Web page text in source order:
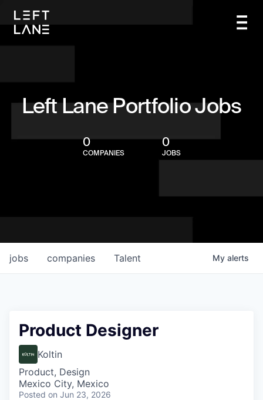
Left Lane Portfolio Jobs
0
COMPANIES
0
JOBS
jobs companies Talent My alerts
Product Designer
Koltin
Product, Design
Mexico City, Mexico
Posted on Jun 23, 2026